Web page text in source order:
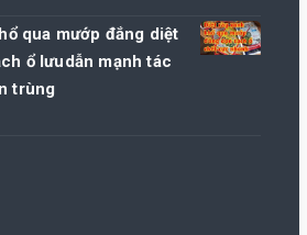
qua mướp đắng diệt
ổ lưudẫn mạnh tác
trùng